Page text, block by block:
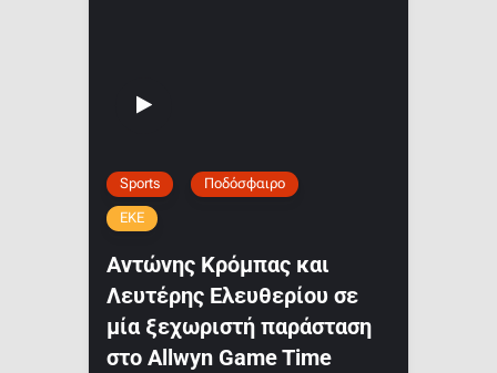
Sports Ποδόσφαιρο
ΕΚΕ
Αντώνης Κρόμπας και
Λευτέρης Ελευθερίου σε
μία ξεχωριστή παράσταση
στο Allwyn Game Time